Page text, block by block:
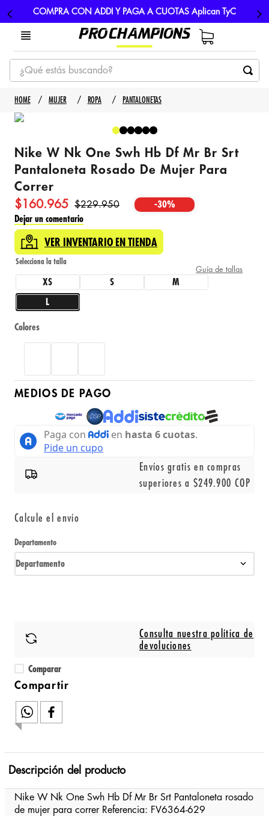
COMPRA CON ADDI Y PAGA A CUOTAS Aplican TyC
¿Qué estás buscando?
TÉRMINOS MÁS BUSCADOS
1
3. nike
4. guayos
5. gorras
MUJER ROPA PANTALONETAS
Nike W Nk One Swh Hb Df Mr Br Srt
Pantaloneta Rosado De Mujer Para
Correr
$160.965 $229.950 -30%
Dejar un comentario
VER INVENTARIO EN TIENDA
Guía de tallas
XS S M
L
Colores
MEDIOS DE PAGO
Envíos gratis en compras
superiores a $249.900 COP
Calcule el envío
Departamento
Departamento
Consulta nuestra política de
devoluciones
Comparar
Descripción del producto
Nike W Nk One Swh Hb Df Mr Br Srt Pantaloneta rosado
de mujer para correr Referencia: FV6364-629